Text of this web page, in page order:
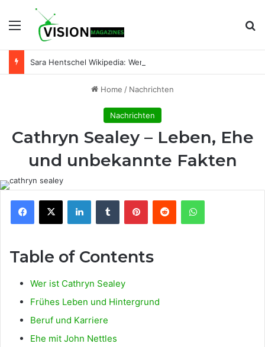
Menu
Home / Nachrichten
Nachrichten
Cathryn Sealey – Leben, Ehe
und unbekannte Fakten
Facebook
X LinkedInTumblr PinterestReddit WhatsApp
Table of Contents
Wer ist Cathryn Sealey
Frühes Leben und Hintergrund
Beruf und Karriere
Ehe mit John Nettles